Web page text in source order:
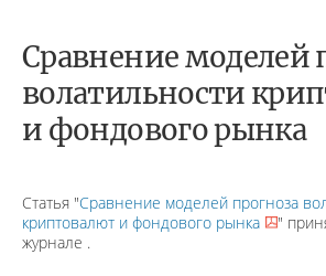
Сравнение моделей
волатильности
и фондового рынка
Статья "Сравнение моделей прогноза
криптовалют и фондового рынка
"
журнале .